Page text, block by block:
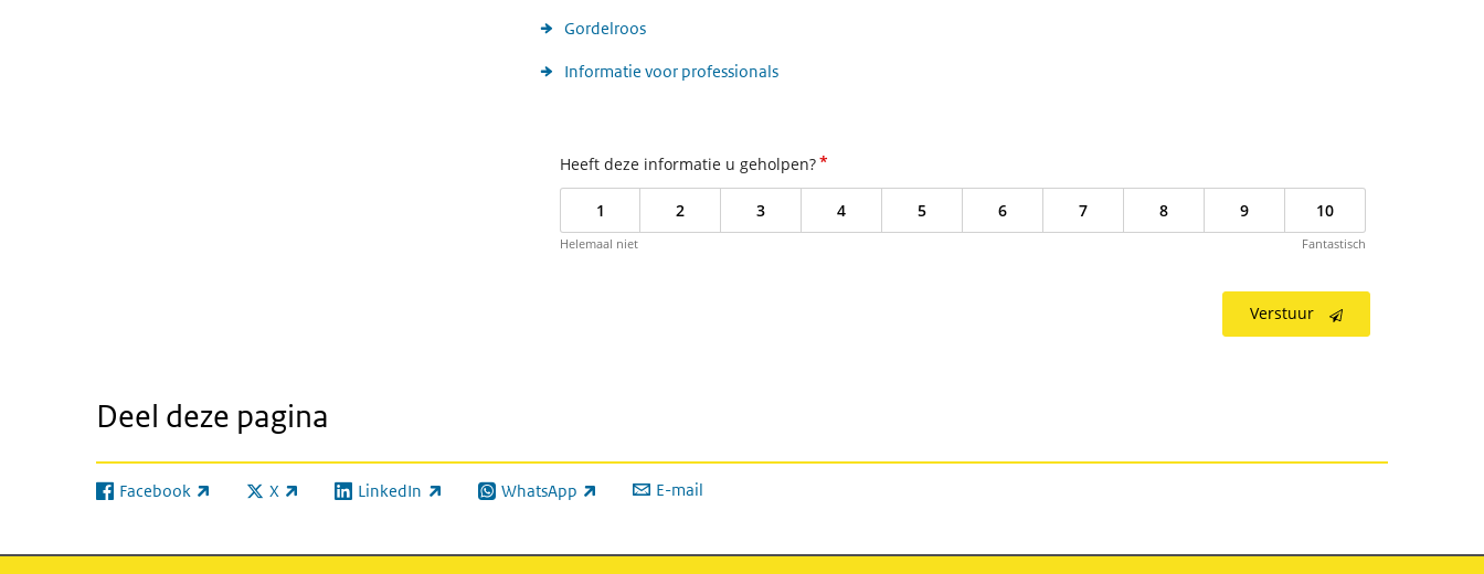
Gordelroos
Informatie voor professionals
Heeft deze informatie u geholpen?*
1 2 3 4 5 6 7 8 9 10
Helemaal niet Fantastisch
Verstuur
Deel deze pagina
Facebook
(externe link) X
(externe link) LinkedIn
(externe link) WhatsApp
(externe link) E-mail